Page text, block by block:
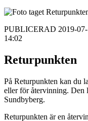
PUBLICERAD 2019-
14:02
Returpunkten
På Returpunkten kan du
eller för återvinning. Den
Sundbyberg.
Returpunkten är en